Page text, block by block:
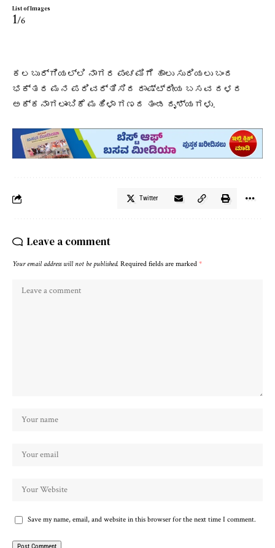
List of Images
1/6
ಕಲಬುರ್ಗಿಯಲ್ಲಿ ನಾಗರ ಪಂಚಮಿಗೆ ಹಾಲು ಸುರಿಯಲು ಬಂದ
ಭಕ್ತರ ಮನ ಪರಿವರ್ತಿಸಿದ ರಾಷ್ಟ್ರೀಯ ಬಸವ ದಳದ
ಅಕ್ಕನಾಗಲಾಂಬಿಕೆ ಮಹಿಳಾ ಗಣದ ತಂಡ ದೃಶ್ಯಗಳು.
Twitter
Leave a comment
Your email address will not be published. Required fields are marked *
Save my name, email, and website in this browser for the next time I comment.